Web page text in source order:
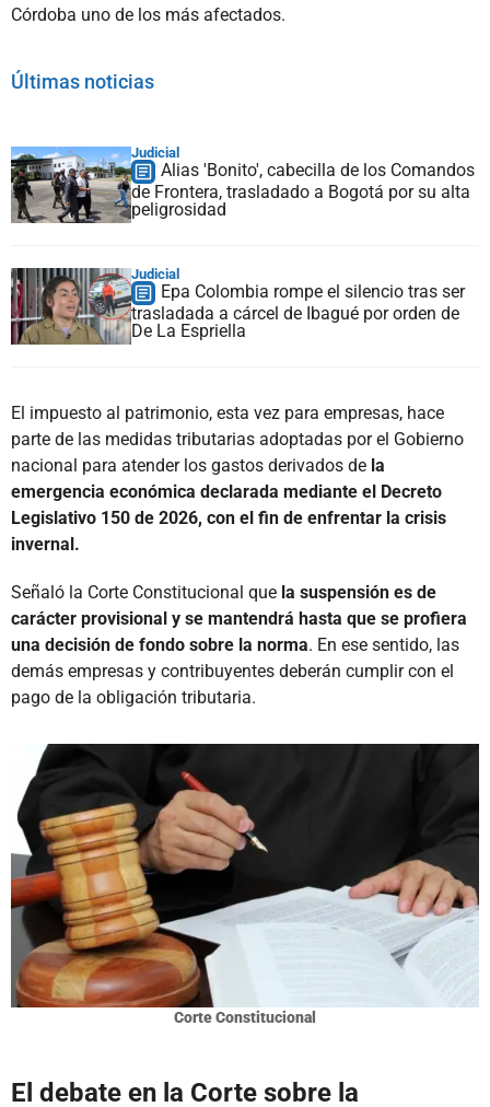
Córdoba uno de los más afectados.
Últimas noticias
Judicial
Alias 'Bonito', cabecilla de los Comandos
de Frontera, trasladado a Bogotá por su alta
peligrosidad
Judicial
Epa Colombia rompe el silencio tras ser
trasladada a cárcel de Ibagué por orden de
De La Espriella
El impuesto al patrimonio, esta vez para empresas, hace
parte de las medidas tributarias adoptadas por el Gobierno
nacional para atender los gastos derivados de la
emergencia económica declarada mediante el Decreto
Legislativo 150 de 2026, con el fin de enfrentar la crisis
invernal.
Señaló la Corte Constitucional que la suspensión es de
carácter provisional y se mantendrá hasta que se profiera
una decisión de fondo sobre la norma. En ese sentido, las
demás empresas y contribuyentes deberán cumplir con el
pago de la obligación tributaria.
Corte Constitucional
El debate en la Corte sobre la